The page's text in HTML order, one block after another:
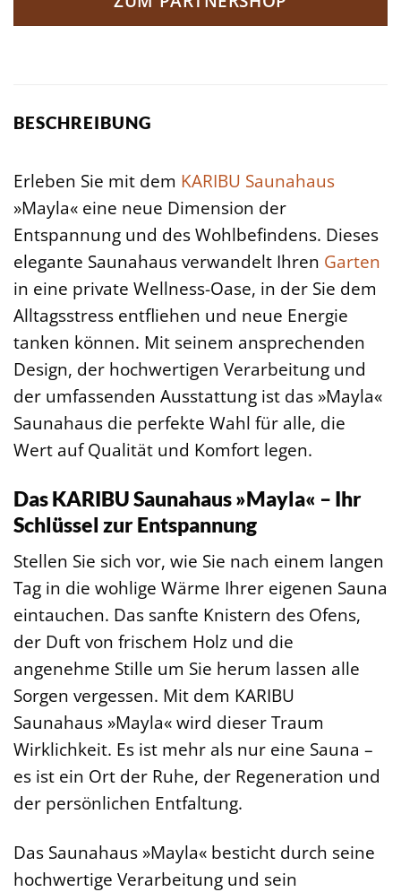
BESCHREIBUNG
Erleben Sie mit dem KARIBU Saunahaus
»Mayla« eine neue Dimension der
Entspannung und des Wohlbefindens. Dieses
elegante Saunahaus verwandelt Ihren Garten
in eine private Wellness-Oase, in der Sie dem
Alltagsstress entfliehen und neue Energie
tanken können. Mit seinem ansprechenden
Design, der hochwertigen Verarbeitung und
der umfassenden Ausstattung ist das »Mayla«
Saunahaus die perfekte Wahl für alle, die
Wert auf Qualität und Komfort legen.
Das KARIBU Saunahaus »Mayla« – Ihr
Schlüssel zur Entspannung
Stellen Sie sich vor, wie Sie nach einem langen
Tag in die wohlige Wärme Ihrer eigenen Sauna
eintauchen. Das sanfte Knistern des Ofens,
der Duft von frischem Holz und die
angenehme Stille um Sie herum lassen alle
Sorgen vergessen. Mit dem KARIBU
Saunahaus »Mayla« wird dieser Traum
Wirklichkeit. Es ist mehr als nur eine Sauna –
es ist ein Ort der Ruhe, der Regeneration und
der persönlichen Entfaltung.
Das Saunahaus »Mayla« besticht durch seine
hochwertige Verarbeitung und sein